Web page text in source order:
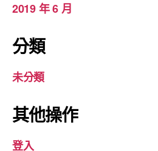
2019 年 6 月
分類
未分類
其他操作
登入